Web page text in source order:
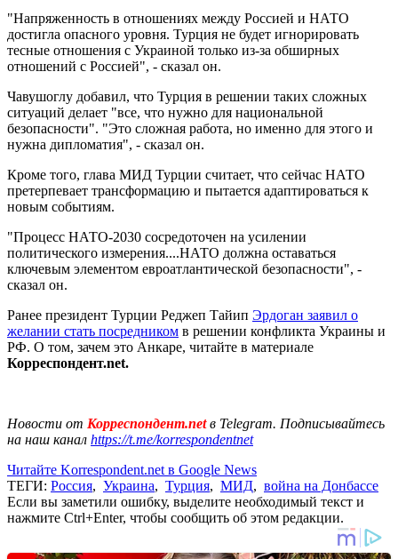
"Напряженность в отношениях между Россией и НАТО
достигла опасного уровня. Турция не будет игнорировать
тесные отношения с Украиной только из-за обширных
отношений с Россией", - сказал он.
Чавушоглу добавил, что Турция в решении таких сложных
ситуаций делает "все, что нужно для национальной
безопасности". "Это сложная работа, но именно для этого и
нужна дипломатия", - сказал он.
Кроме того, глава МИД Турции считает, что сейчас НАТО
претерпевает трансформацию и пытается адаптироваться к
новым событиям.
"Процесс НАТО-2030 сосредоточен на усилении
политического измерения....НАТО должна оставаться
ключевым элементом евроатлантической безопасности", -
сказал он.
Ранее президент Турции Реджеп Тайип Эрдоган заявил о
желании стать посредником в решении конфликта Украины и
РФ. О том, зачем это Анкаре, читайте в материале
Корреспондент.net.
Новости от Корреспондент.netв Telegram. Подписывайтесь
на наш канал https://t.me/korrespondentnet
Читайте Korrespondent.net в Google News
ТЕГИ: Россия, Украина, Турция, МИД, война на Донбассе
Если вы заметили ошибку, выделите необходимый текст и
нажмите Ctrl+Enter, чтобы сообщить об этом редакции.